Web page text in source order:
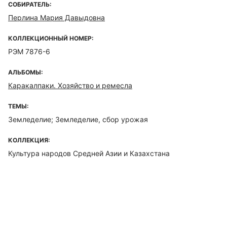
СОБИРАТЕЛЬ:
Перлина Мария Давыдовна
КОЛЛЕКЦИОННЫЙ НОМЕР:
РЭМ 7876-6
АЛЬБОМЫ:
Каракалпаки. Хозяйство и ремесла
ТЕМЫ:
Земледелие; Земледелие, сбор урожая
КОЛЛЕКЦИЯ:
Культура народов Средней Азии и Казахстана